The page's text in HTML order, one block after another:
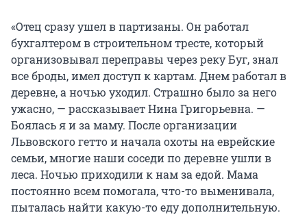
«Отец сразу ушел в партизаны. Он работал
бухгалтером в строительном тресте, который
организовывал переправы через реку Буг, знал
все броды, имел доступ к картам. Днем работал в
деревне, а ночью уходил. Страшно было за него
ужасно, — рассказывает Нина Григорьевна. —
Боялась я и за маму. После организации
Львовского гетто и начала охоты на еврейские
семьи, многие наши соседи по деревне ушли в
леса. Ночью приходили к нам за едой. Мама
постоянно всем помогала, что-то выменивала,
пыталась найти какую-то еду дополнительную.